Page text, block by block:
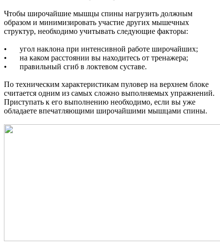
Чтобы широчайшие мышцы спины нагрузить должным
образом и минимизировать участие других мышечных
структур, необходимо учитывать следующие факторы:
•
угол наклона при интенсивной работе широчайших;
•
на каком расстоянии вы находитесь от тренажера;
•
правильный сгиб в локтевом суставе.
По техническим характеристикам пуловер на верхнем блоке
считается одним из самых сложно выполняемых упражнений.
Приступать к его выполнению необходимо, если вы уже
обладаете впечатляющими широчайшими мышцами спины.